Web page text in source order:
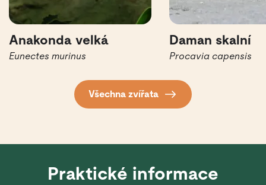
Anakonda velká
Eunectes murinus
Daman skalní
Procavia capensis
Všechna zvířata
Praktické informace